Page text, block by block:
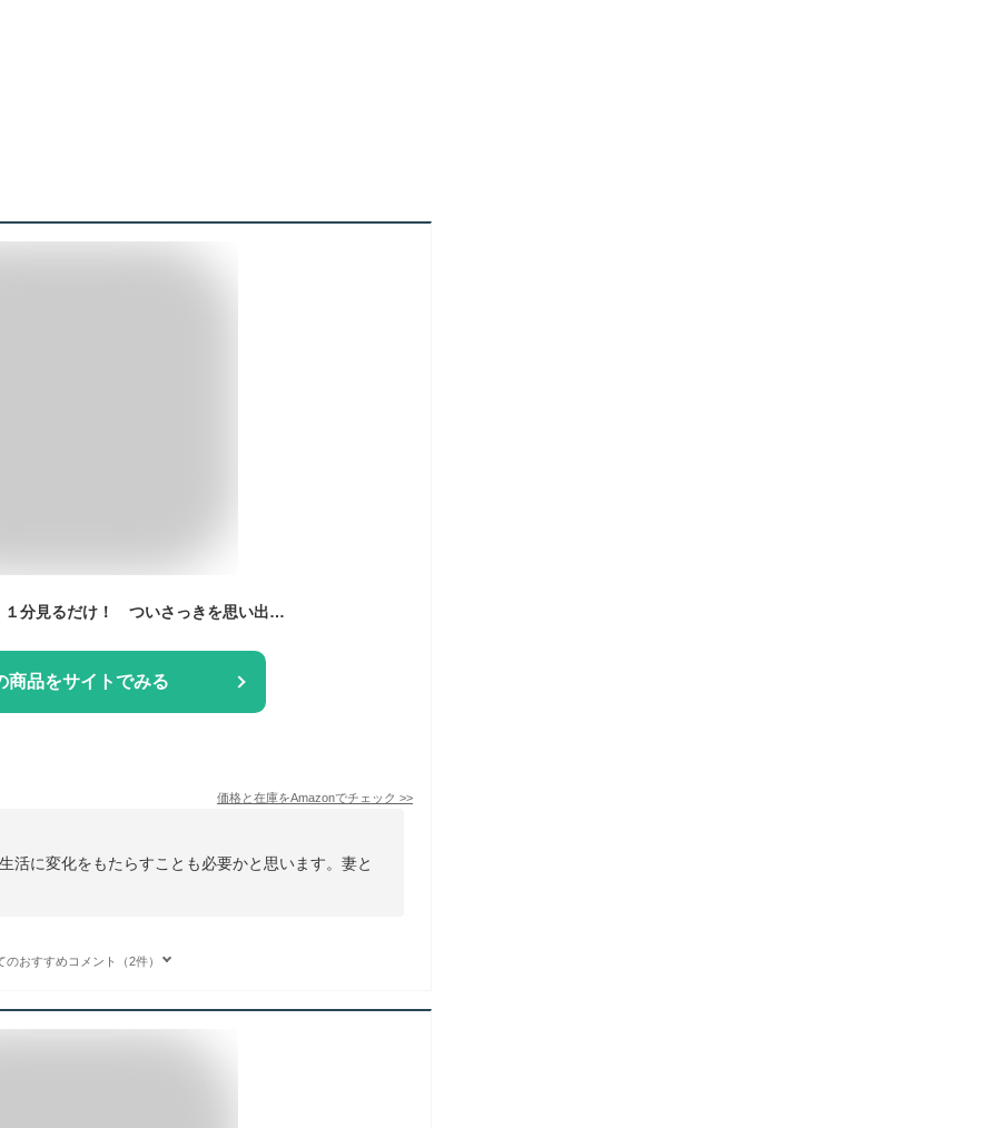
毎日脳活スペシャル １分見るだけ！ ついさっきを思い出せない人の記憶力ドリル大全１
商品をサイトでみる
価格と在庫をAmazonでチェック >>
活に変化をもたらすことも必要かと思います。妻と
のおすすめコメント（2件）